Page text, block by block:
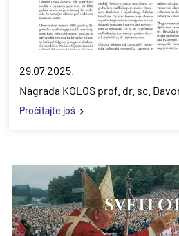
29.07.2025.
Nagrada KOLOS prof. dr.
Pročitajte još
SVETI